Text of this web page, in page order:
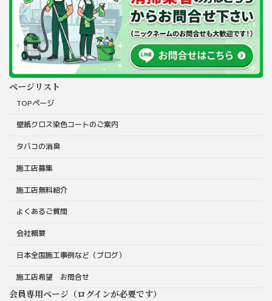
ページリスト
TOPページ
壁紙クロス染色コートのご案内
タバコの消臭
施工店募集
施工店無料紹介
よくあるご質問
会社概要
日本全国施工事例など（ブログ）
施工店希望 お問合せ
会員専用ページ（ログインが必要です）